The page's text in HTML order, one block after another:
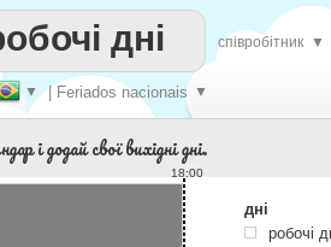
▼ | Feriados nacionais ▼
дні співробітник ▼
і додай свої вихідні дні.
18:00
дні
робочі